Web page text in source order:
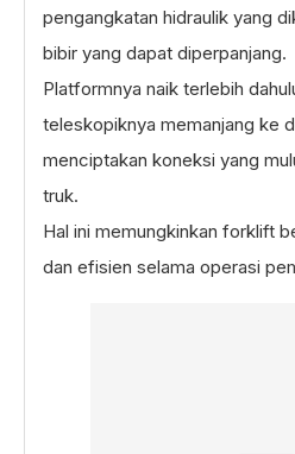
pengangkatan hidraulik yang
bibir yang dapat diperpanjang.
Platformnya naik terlebih
teleskopiknya memanjang ke
menciptakan koneksi yang
truk.
Hal ini memungkinkan forklift
dan efisien selama operasi